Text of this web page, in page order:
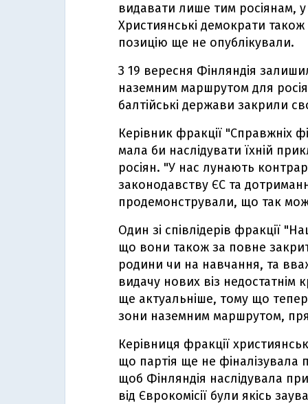
видавати лише тим росіянам, у
Християнські демократи
позицію ще не опублікували.
З 19 вересня Фінляндія
наземним маршрутом для
балтійські держави закрили
Керівник фракції "Справжніх
мала би наслідувати їхній
росіян. "У нас лунають
законодавству ЄС та
продемонстрували, що так
Один зі співлідерів фракції
що вони також за повне
родини чи на навчання, та
видачу нових віз
ще актуальніше, тому що тепер
зони наземним маршрутом,
Керівниця фракції
що партія ще не фіналізувала
щоб Фінляндія наслідувала
від Єврокомісії були якісь